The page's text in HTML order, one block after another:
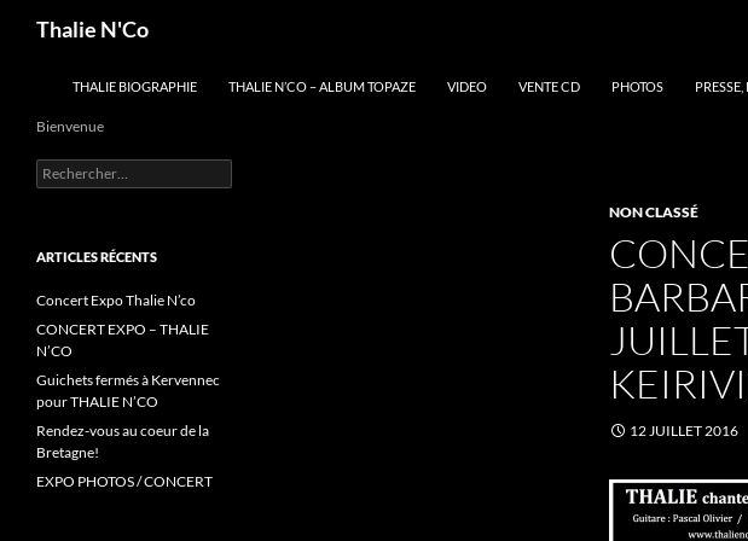
Thalie N'Co
THALIE BIOGRAPHIE
THALIE N’CO – ALBUM TOPAZE VIDEO VENTE CD PHOTOS
NON CLASSÉ
12 JUILLET 2016
Bienvenue
Rechercher :
ARTICLES RÉCENTS
Concert Expo Thalie N’co
CONCERT EXPO – THALIE
N’CO
Guichets fermés à Kervennec
pour THALIE N’CO
Rendez-vous au coeur de la
Bretagne!
EXPO PHOTOS / CONCERT